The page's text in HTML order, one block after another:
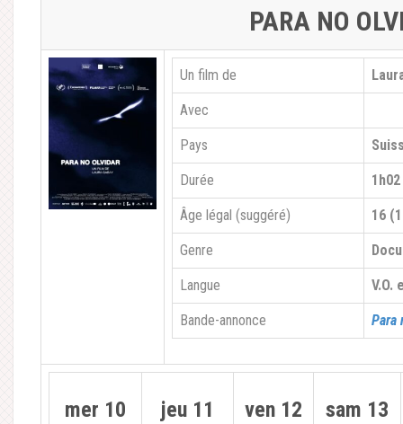
PARA NO
Un film de
Avec
Pays
Durée 1h02
Âge légal (suggéré) 16
Genre
Langue V.O.
Bande-annonce Para
mer 10 jeu 11 ven 12 sam 13